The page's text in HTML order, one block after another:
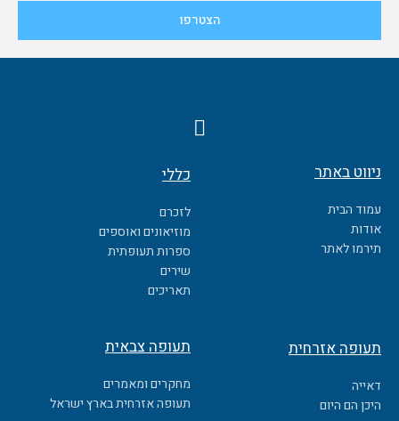
F
a
e
b
o
o
k
ניווט באתר
עמוד הבית
אודות
תירמו לאתר
כללי
לזכרם
מוזיאונים ואוספים
ספרות תעופתית
שירים
תאריכים
תעופה אזרחית
דאייה
היכן הם היום
תעופה צבאית
מחקרים ומאמרים
תעופה אזרחית בארץ ישראל